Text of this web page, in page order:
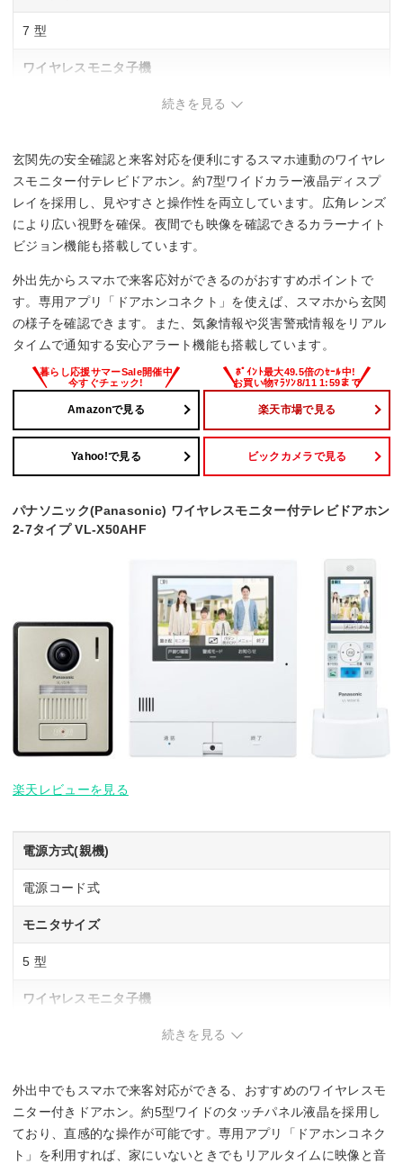
7 型
ワイヤレスモニタ子機
◯
LEDライト（照明用ランプ）
◯
SDカード録画
◯
続きを見る
玄関先の安全確認と来客対応を便利にするスマホ連動のワイヤレ
スモニター付テレビドアホン。約7型ワイドカラー液晶ディスプ
レイを採用し、見やすさと操作性を両立しています。広角レンズ
により広い視野を確保。夜間でも映像を確認できるカラーナイト
ビジョン機能も搭載しています。
外出先からスマホで来客応対ができるのがおすすめポイントで
す。専用アプリ「ドアホンコネクト」を使えば、スマホから玄関
の様子を確認できます。また、気象情報や災害警戒情報をリアル
タイムで通知する安心アラート機能も搭載しています。
Amazonで見る 楽天市場で見る
Yahoo!で見る ビックカメラで見る
パナソニック(Panasonic) ワイヤレスモニター付テレビドアホン
2-7タイプ VL-X50AHF
楽天レビューを見る
電源方式(親機)
電源コード式
モニタサイズ
5 型
ワイヤレスモニタ子機
◯
LEDライト（照明用ランプ）
続きを見る
外出中でもスマホで来客対応ができる、おすすめのワイヤレスモ
ニター付きドアホン。約5型ワイドのタッチパネル液晶を採用し
ており、直感的な操作が可能です。専用アプリ「ドアホンコネク
ト」を利用すれば、家にいないときでもリアルタイムに映像と音